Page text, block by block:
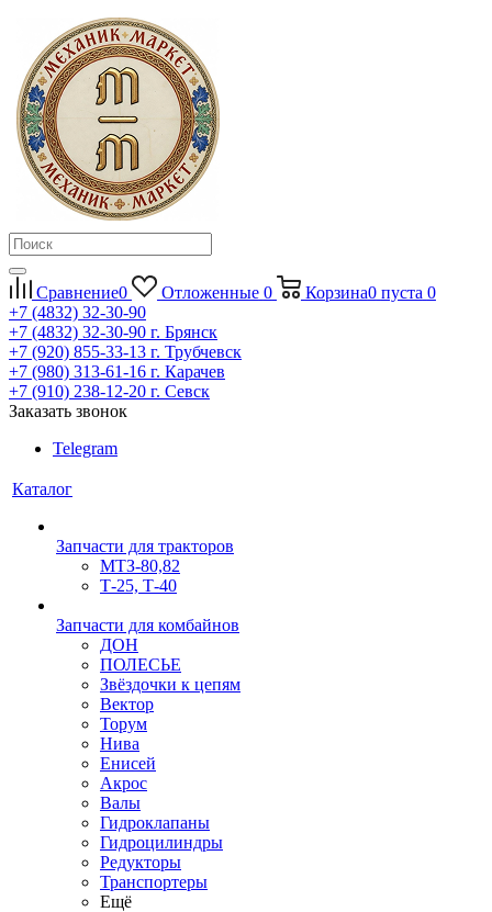
Сравнение0 Отложенные 0 Корзина0 пуста 0
+7 (4832) 32-30-90
+7 (4832) 32-30-90 г. Брянск
+7 (920) 855-33-13 г. Трубчевск
+7 (980) 313-61-16 г. Карачев
+7 (910) 238-12-20 г. Севск
Заказать звонок
Telegram
Каталог
Запчасти для тракторов
МТЗ-80,82
Т-25, Т-40
Запчасти для комбайнов
ДОН
ПОЛЕСЬЕ
Звёздочки к цепям
Вектор
Торум
Нива
Енисей
Акрос
Валы
Гидроклапаны
Гидроцилиндры
Редукторы
Транспортеры
Ещё